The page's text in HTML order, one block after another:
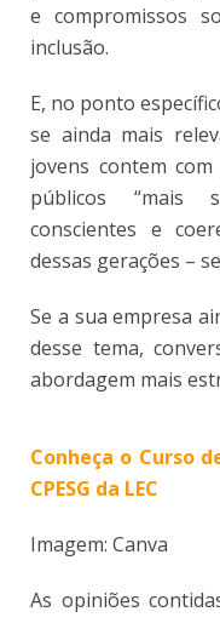
e compromissos
inclusão.
E, no ponto
se ainda mais
jovens contem
públicos “mais
conscientes e
dessas gerações –
Se a sua empresa
desse tema,
abordagem mais
Conheça o Curso
CPESG da LEC
Imagem: Canva
As opiniões